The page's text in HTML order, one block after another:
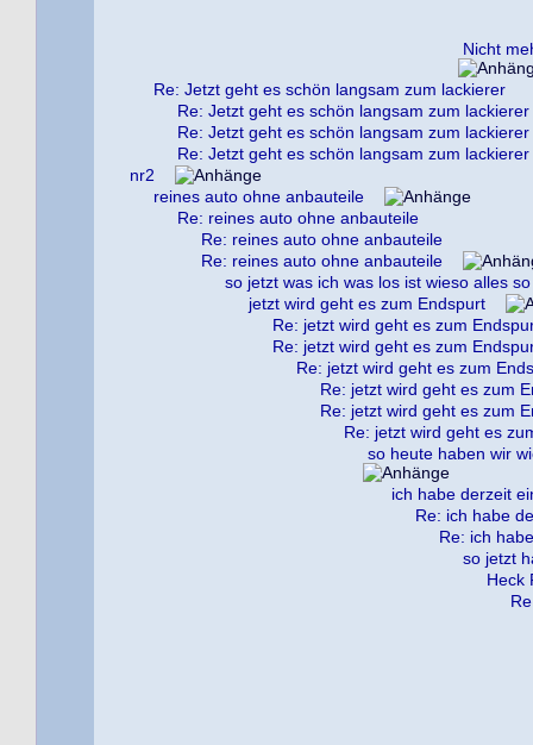
Nicht
Re: Jetzt geht es schön langsam zum lackierer
Re: Jetzt geht es schön langsam zum lackierer
Re: Jetzt geht es schön langsam zum lackierer
Re: Jetzt geht es schön langsam zum lackierer
nr2
reines auto ohne anbauteile
Re: reines auto ohne anbauteile
Re: reines auto ohne anbauteile
Re: reines auto ohne anbauteile
so jetzt was ich was los ist wieso alles
jetzt wird geht es zum Endspurt
Re: jetzt wird geht es zum
Re: jetzt wird geht es zum
Re: jetzt wird geht es zum
Re: jetzt wird geht es zum
Re: jetzt wird geht es zum
Re: jetzt wird geht es
so heute haben wir
ich habe derzeit
Re: ich habe
Re: ich
so jetzt
Heck